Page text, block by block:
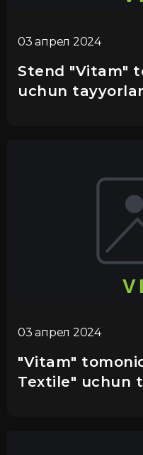
03 апрел 2024
Stend "Vitam"
uchun
03 апрел 2024
"Vitam"
Textile" uchun